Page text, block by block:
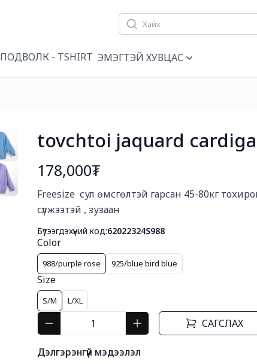
ПОДВОЛК - TSHIRT ЭМЭГТЭЙ ХУВЦАС
tovchtoi jaquard
178,000₮
Freesize  сул өмсгөлтэй гарсан 45-80кг
сүлжээтэй , зузаан
Бүтээгдэхүүний код:62022324S988
Color
988/purple rose 925/blue bird blue
Size
S/M L/XL
САГСЛАХ
Дэлгэрэнгүй мэдээлэл